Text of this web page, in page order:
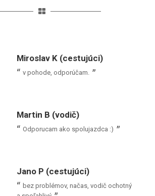
Miroslav K (cestujúci)
v pohode, odporúčam.
Martin B (vodič)
Odporucam ako spolujazdca :)
Jano P (cestujúci)
bez problémov, načas, vodič ochotný